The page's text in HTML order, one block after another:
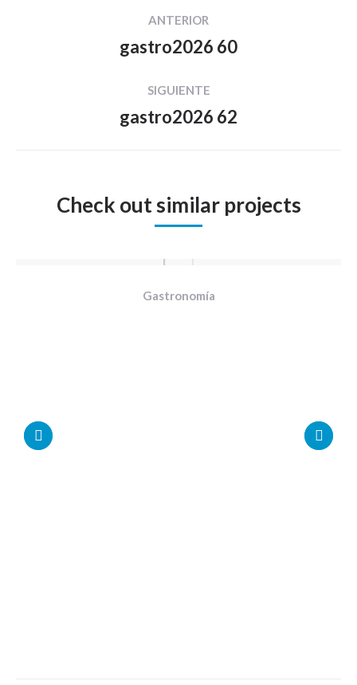
ANTERIOR
Proyecto
gastro2026 60
SIGUIENTE
Proyecto
gastro2026 62
Check out similar projects
Gastronomía